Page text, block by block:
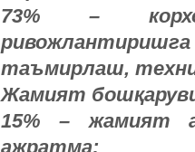
73% –
таъмирлаш,
Жамият
15% – жамият
ажратма;